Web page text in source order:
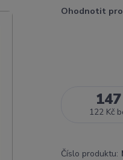
Ohodnotit
122 Kč
Číslo produktu: